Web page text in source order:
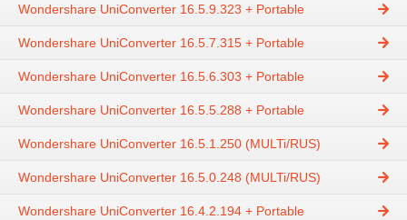
Wondershare UniConverter 16.5.9.323 + Portable
Wondershare UniConverter 16.5.7.315 + Portable
Wondershare UniConverter 16.5.6.303 + Portable
Wondershare UniConverter 16.5.5.288 + Portable
Wondershare UniConverter 16.5.1.250 (MULTi/RUS)
Wondershare UniConverter 16.5.0.248 (MULTi/RUS)
Wondershare UniConverter 16.4.2.194 + Portable